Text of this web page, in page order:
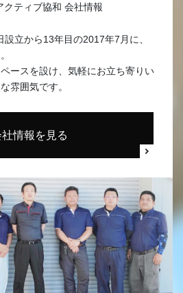
クティブ協和 会社情報
立から13年目の2017年7月に、
ースを設け、気軽にお立ち寄りい
雰囲気です。
情報を見る